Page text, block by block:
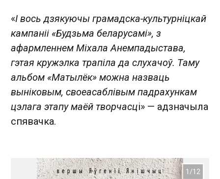
«І вось дзякуючы грамадска-культурніцкай
кампаніі «Будзьма беларусамі», з
афармленнем Міхала Анемпадыстава,
гэтая кружэлка трапіла да слухачоў. Таму
альбом «Матылёк» можна назваць
выніковым, своеасаблівым падрахункам
цэлага этапу маёй творчасці» — адзначыла
спявачка.